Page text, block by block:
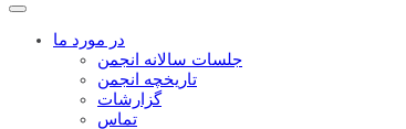
در مورد ما
جلسات سالانه انجمن
تاریخچه انجمن
گزارشات
تماس